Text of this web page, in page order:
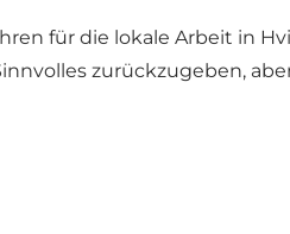
für die lokale Arbeit in
zurückzugeben,